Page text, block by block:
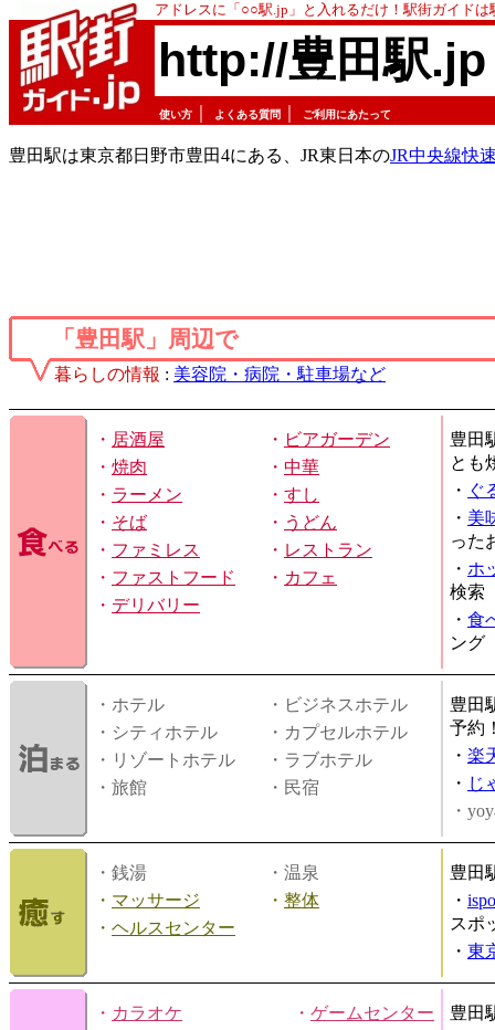
アドレスに「○○駅.jp」と入れるだけ！駅街ガイド
http://豊田駅.jp
使い方 よくある質問 ご利用にあたって
豊田駅は東京都日野市豊田4にある、JR東日本のJR中央線快
「豊田駅」周辺で
暮らしの情報 : 美容院・病院・駐車場など
・ 居酒屋 ・ ビアガーデン
・ 焼肉 ・ 中華
・ ラーメン ・ すし
・ そば ・ うどん
・ ファミレス ・ レストラン
・ ファストフード ・ カフェ
・ デリバリー
豊田
とも
・ ぐ
・ 美
った
・ ホ
検索
・ 食
ング
・ホテル
・ビジネスホテル
・シティホテル
・カプセルホテル
・リゾートホテル
・ラブホテル
・旅館
・民宿
豊田
予約
・ 楽
・ じ
・
・銭湯
・温泉
・ マッサージ ・ 整体
・ ヘルスセンター
豊田
・
スポ
・ 東
・ カラオケ ・ ゲームセンター
豊田